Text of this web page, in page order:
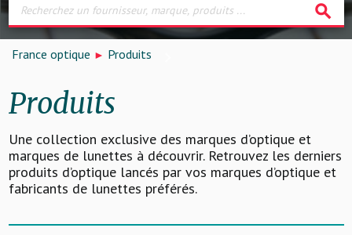
search
France optique Produits
Produits
Une collection exclusive des marques d’optique et
marques de lunettes à découvrir. Retrouvez les derniers
produits d’optique lancés par vos marques d’optique et
fabricants de lunettes préférés.